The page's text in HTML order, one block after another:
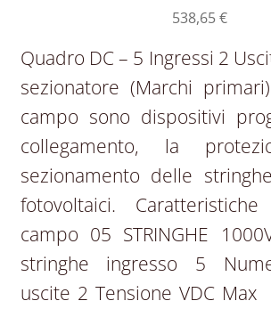
538,65€
Quadro DC – 5 Ingressi 2
sezionatore (Marchi
campo sono dispositivi
collegamento, la
sezionamento delle
fotovoltaici.
campo 05 STRINGHE
stringhe ingresso 5
uscite 2 Tensione VDC